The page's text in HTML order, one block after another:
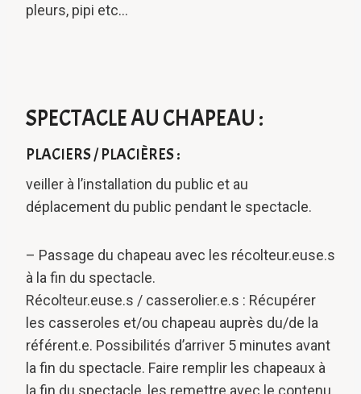
pleurs, pipi etc…
SPECTACLE AU CHAPEAU :
PLACIERS / PLACIÈRES :
veiller à l’installation du public et au
déplacement du public pendant le spectacle.
– Passage du chapeau avec les récolteur.euse.s
à la fin du spectacle.
Récolteur.euse.s / casserolier.e.s : Récupérer
les casseroles et/ou chapeau auprès du/de la
référent.e. Possibilités d’arriver 5 minutes avant
la fin du spectacle. Faire remplir les chapeaux à
la fin du spectacle, les remettre avec le contenu